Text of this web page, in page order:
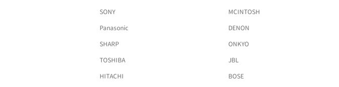
SONY
Panasonic
SHARP
TOSHIBA
HITACHI
MCINTOSH
DENON
ONKYO
JBL
BOSE